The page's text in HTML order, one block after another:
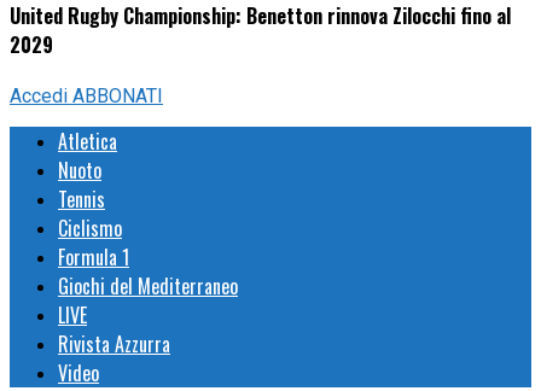
United Rugby Championship: Benetton rinnova Zilocchi fino al
2029
Accedi ABBONATI
Atletica
Nuoto
Tennis
Ciclismo
Formula 1
Giochi del Mediterraneo
LIVE
Rivista Azzurra
Video